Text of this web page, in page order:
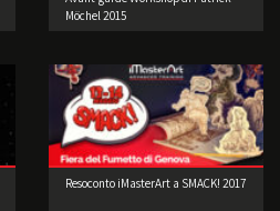
Möchel 2015
Resoconto iMasterArt a SMACK! 2017